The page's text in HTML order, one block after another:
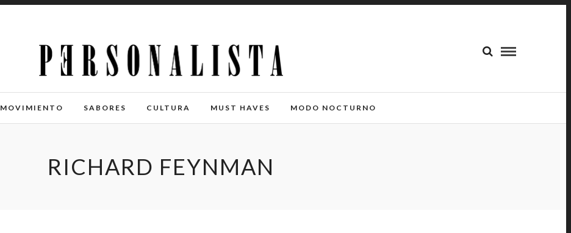
MOVIMIENTO SABORES CULTURA MUST HAVES MODO NOCTURNO
RICHARD FEYNMAN